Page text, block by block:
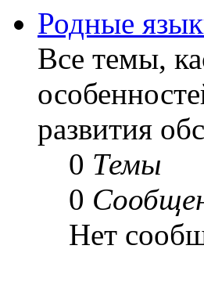
Родные
Все темы,
развития
0 Темы
0
Нет